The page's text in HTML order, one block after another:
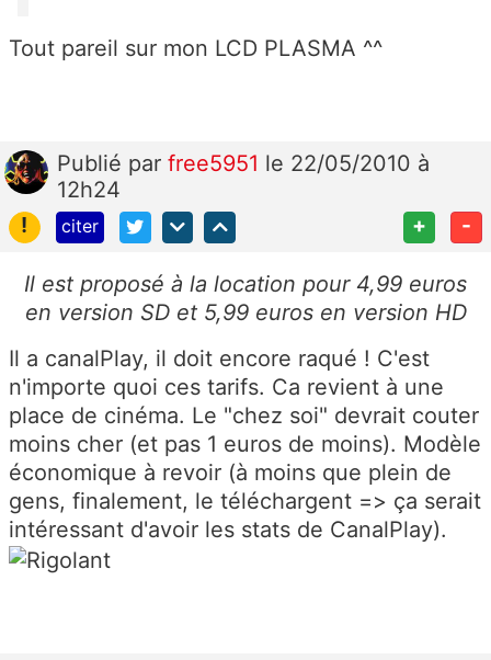
Tout pareil sur mon LCD PLASMA ^^
Publié par free5951 le 22/05/2010 à
12h24
!
citer + -
Il est proposé à la location pour 4,99 euros
en version SD et 5,99 euros en version HD
Il a canalPlay, il doit encore raqué ! C'est
n'importe quoi ces tarifs. Ca revient à une
place de cinéma. Le "chez soi" devrait couter
moins cher (et pas 1 euros de moins). Modèle
économique à revoir (à moins que plein de
gens, finalement, le téléchargent => ça serait
intéressant d'avoir les stats de CanalPlay).